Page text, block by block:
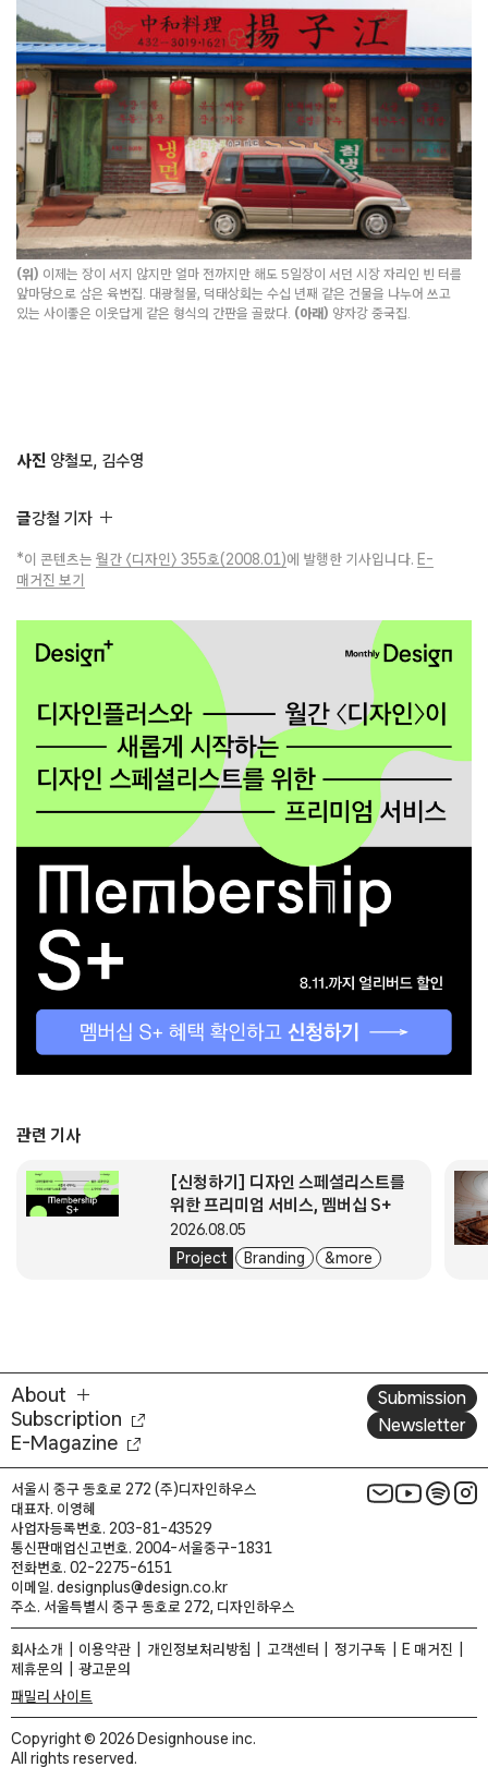
(위) 이제는 장이 서지 않지만 얼마 전까지만 해도 5일장이 서던 시장 자리인 빈 터를
앞마당으로 삼은 육번집. 대광철물, 덕태상회는 수십 년째 같은 건물을 나누어 쓰고
있는 사이좋은 이웃답게 같은 형식의 간판을 골랐다. (아래) 양자강 중국집.
사진 양철모, 김수영
글강철 기자
*이 콘텐츠는 월간 〈디자인〉 355호(2008.01)에 발행한 기사입니다. E-
매거진 보기
관련 기사
Project Branding & more
[신청하기] 디자인 스페셜리스트를
위한 프리미엄 서비스, 멤버십 S+
2026.08.05
About
Subscription
E-Magazine
Submission
Newsletter
서울시 중구 동호로 272 (주)디자인하우스
대표자. 이영혜
사업자등록번호. 203-81-43529
통신판매업신고번호. 2004-서울중구-1831
전화번호. 02-2275-6151
이메일. designplus@design.co.kr
주소. 서울특별시 중구 동호로 272, 디자인하우스
회사소개 이용약관 개인정보처리방침 고객센터 정기구독
E 매거진
제휴문의
광고문의
패밀리 사이트
Copyright © 2026 Designhouse inc.
All rights reserved.